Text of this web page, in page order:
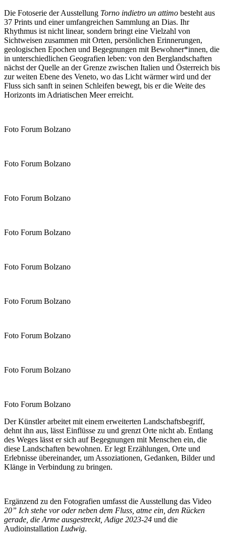
Die Fotoserie der Ausstellung Torno indietro un attimo besteht aus
37 Prints und einer umfangreichen Sammlung an Dias. Ihr
Rhythmus ist nicht linear, sondern bringt eine Vielzahl von
Sichtweisen zusammen mit Orten, persönlichen Erinnerungen,
geologischen Epochen und Begegnungen mit Bewohner*innen, die
in unterschiedlichen Geografien leben: von den Berglandschaften
nächst der Quelle an der Grenze zwischen Italien und Österreich bis
zur weiten Ebene des Veneto, wo das Licht wärmer wird und der
Fluss sich sanft in seinen Schleifen bewegt, bis er die Weite des
Horizonts im Adriatischen Meer erreicht.
Foto Forum Bolzano
Foto Forum Bolzano
Foto Forum Bolzano
Foto Forum Bolzano
Foto Forum Bolzano
Foto Forum Bolzano
Foto Forum Bolzano
Foto Forum Bolzano
Foto Forum Bolzano
Der Künstler arbeitet mit einem erweiterten Landschaftsbegriff,
dehnt ihn aus, lässt Einflüsse zu und grenzt Orte nicht ab. Entlang
des Weges lässt er sich auf Begegnungen mit Menschen ein, die
diese Landschaften bewohnen. Er legt Erzählungen, Orte und
Erlebnisse übereinander, um Assoziationen, Gedanken, Bilder und
Klänge in Verbindung zu bringen.
Ergänzend zu den Fotografien umfasst die Ausstellung das Video
20” Ich stehe vor oder neben dem Fluss, atme ein, den Rücken
gerade, die Arme ausgestreckt, Adige 2023-24 und die
Audioinstallation Ludwig.